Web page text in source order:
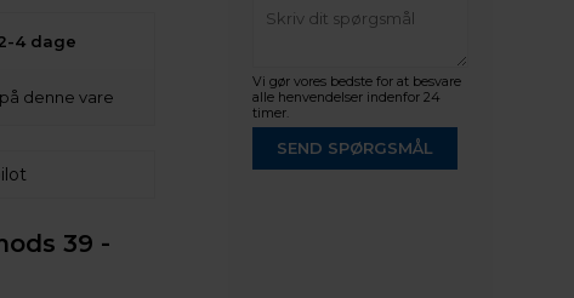
4 dage
denne vare
39 -
Vi gør vores bedste for at besvare
alle henvendelser indenfor 24
timer.
SEND SPØRGSMÅL